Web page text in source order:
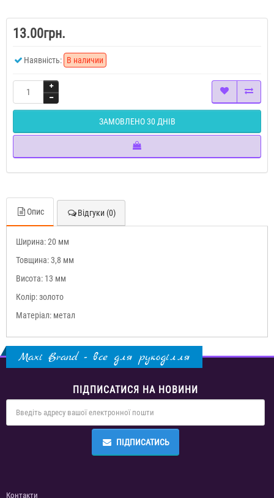
13.00грн.
Наявність: В наличии
ЗАМОВЛЕНО 30 ДНІВ
Опис Відгуки (0)
Ширина: 20 мм
Товщина: 3,8 мм
Висота: 13 мм
Колір: золото
Матеріал: метал
Maxi Brand - все для рукоділля
ПІДПИСАТИСЯ НА НОВИНИ
ПІДПИСАТИСЬ
Контакти